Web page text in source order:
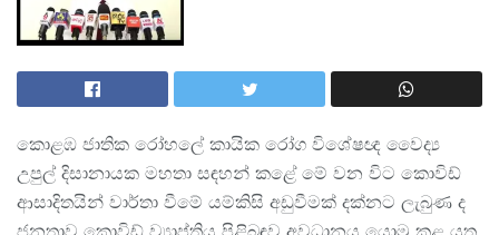
කොළඹ ජාතික රෝහලේ කායික රෝග විශේෂඥ වෛද්‍ය
උපුල් දිසානායක මහතා සඳහන් කළේ මේ වන විට කොවිඩ්
ආසාදිතයින් වාර්තා වීමේ යම්කිසි අඩුවීමක් දක්නට ලැබුණ ද